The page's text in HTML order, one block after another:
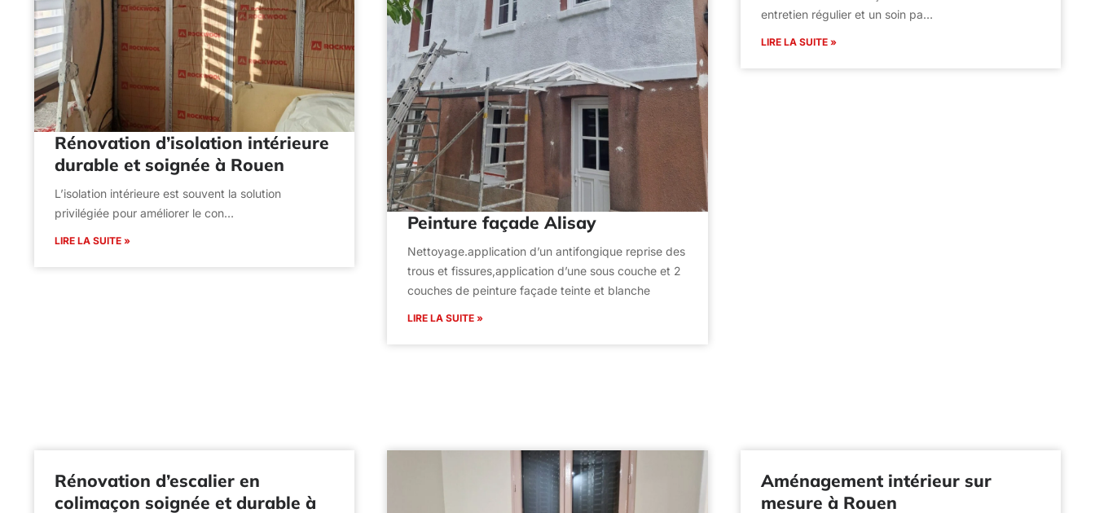
Rénovation d’isolation intérieure
durable et soignée à Rouen
L’isolation intérieure est souvent la solution
privilégiée pour améliorer le con…
LIRE LA SUITE »
Peinture façade Alisay
Nettoyage.application d’un antifongique reprise des
trous et fissures,application d’une sous couche et 2
couches de peinture façade teinte et blanche
LIRE LA SUITE »
entretien régulier et un soin pa…
LIRE LA SUITE »
Rénovation d’escalier en
colimaçon soignée et durable à
Aménagement intérieur sur
mesure à Rouen